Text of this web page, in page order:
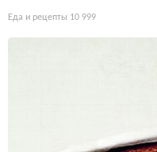
Еда и рецепты 10 999